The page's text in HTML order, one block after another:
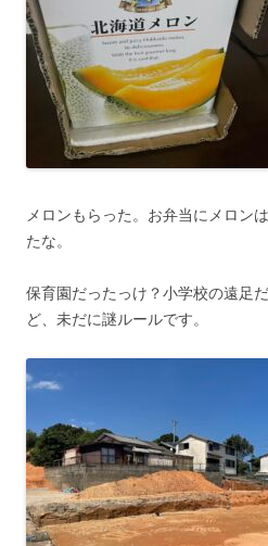
メロンもらった。お弁当にメロン
たな。
保育園だったっけ？小学校の遠足
ど、未だに謎ルールです。